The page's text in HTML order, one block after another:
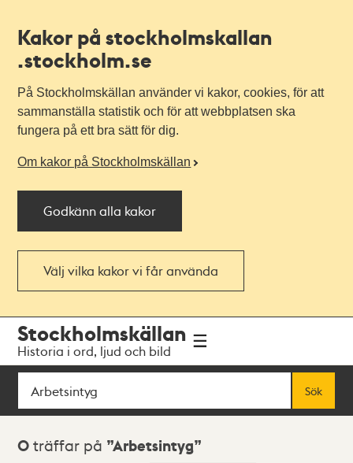
Kakor på stockholmskallan
.stockholm.se
På Stockholmskällan använder vi kakor, cookies, för att
sammanställa statistik och för att webbplatsen ska
fungera på ett bra sätt för dig.
Om kakor på Stockholmskällan
Godkänn alla kakor
Välj vilka kakor vi får använda
navigationen
huvudinnehållet
Stockholmskällan
Historia i ord, ljud och bild
Sök
Sök
Sökresultat
0 träffar på Arbetsintyg